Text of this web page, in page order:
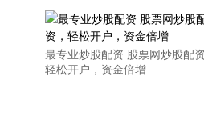
最专业炒股配资 股票网炒股配资
轻松开户，资金倍增